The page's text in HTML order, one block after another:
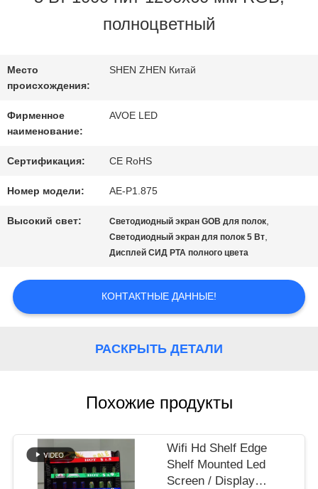
КОНТРОЛЬ
СВЯЖИТЕСЬ
С
НАМИ
ЗАПРОСИТЕ
ЦИТАТУ
полноцветный
Место
происхождения:
SHEN ZHEN Китай
Фирменное
наименование:
AVOE LED
Сертификация: CE RoHS
Номер модели: AE-P1.875
Высокий свет: Светодиодный экран GOB для полок,
Светодиодный экран для полок 5 Вт,
Дисплей СИД РТА полного цвета
КОНТАКТНЫЕ ДАННЫЕ!
РАСКРЫТЬ ДЕТАЛИ
Похожие продукты
Wifi Hd Shelf Edge
Shelf Mounted Led
Screen / Display